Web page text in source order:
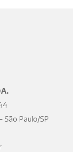
São Paulo/SP